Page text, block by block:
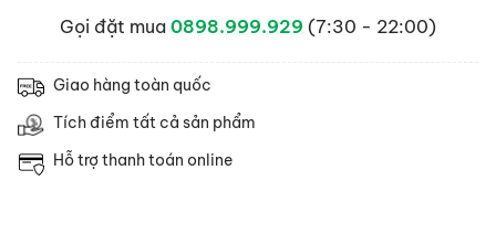
Gọi đặt mua 0898.999.929 (7:30 - 22:00)
Giao hàng toàn quốc
Tích điểm tất cả sản phẩm
Hỗ trợ thanh toán online